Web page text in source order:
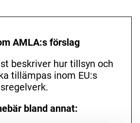
AMLA:s förslag
beskriver hur tillsyn och
tillämpas inom EU:s
bland annat: